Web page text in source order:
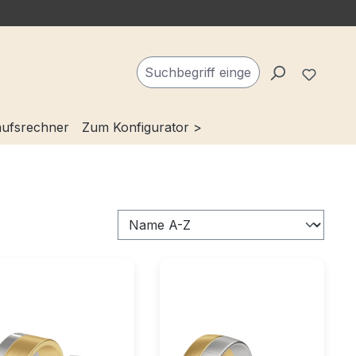
Zum Konfigurator >